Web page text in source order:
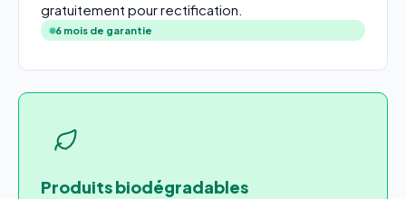
gratuitement pour rectification.
6 mois de garantie
Produits biodégradables